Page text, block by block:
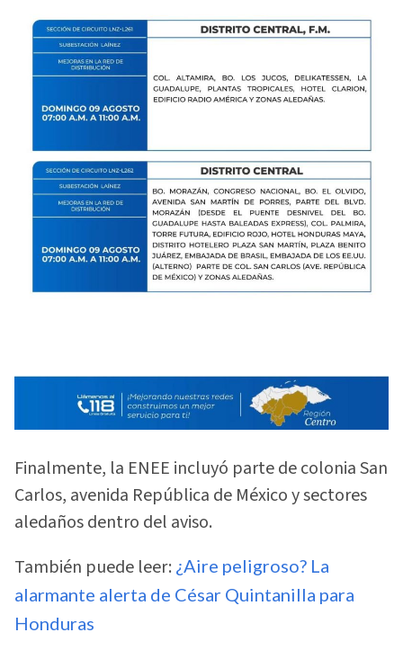
Finalmente, la ENEE incluyó parte de colonia San
Carlos, avenida República de México y sectores
aledaños dentro del aviso.
También puede leer: ¿Aire peligroso? La
alarmante alerta de César Quintanilla para
Honduras